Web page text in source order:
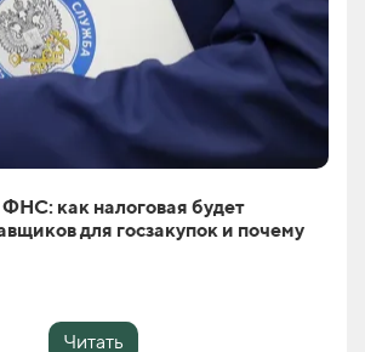
как налоговая будет
для госзакупок и почему
Читать